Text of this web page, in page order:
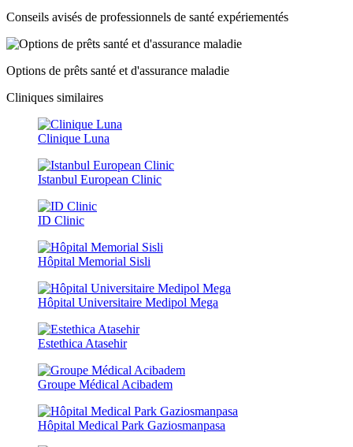
Conseils avisés de professionnels de santé expériementés
Options de prêts santé et d'assurance maladie
Cliniques similaires
Clinique Luna
Istanbul European Clinic
ID Clinic
Hôpital Memorial Sisli
Hôpital Universitaire Medipol Mega
Estethica Atasehir
Groupe Médical Acibadem
Hôpital Medical Park Gaziosmanpasa